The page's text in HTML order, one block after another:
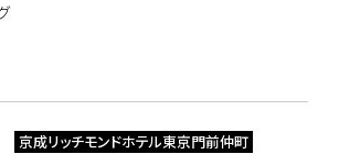
京成リッチモンドホテル東京門前仲町